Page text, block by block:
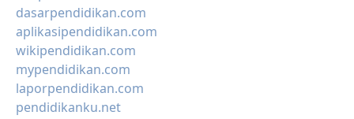
dasarpendidikan.com
aplikasipendidikan.com
wikipendidikan.com
mypendidikan.com
laporpendidikan.com
pendidikanku.net